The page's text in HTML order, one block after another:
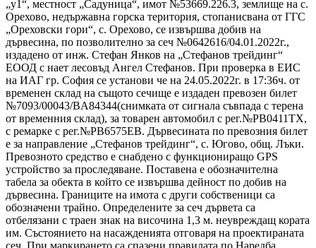
„у1“, местност „Садуница“, имот №53669.226.3, землище на с.
Орехово, недържавна горска територия, стопанисвана от ГГС
„Ореховски гори“, с. Орехово, се извършва добив на
дървесина, по позволително за сеч №0642616/04.01.2022г.,
издадено от инж. Стефан Янков на „Стефанов трейдинг“
ЕООД с нает лесовъд Ангел Стефанов. При проверка в ЕИС
на ИАГ гр. София се установи че на 24.05.2022г. в 17:36ч. от
временен склад на същото сечище е издаден превозен билет
№7093/00043/BA84344(снимката от сигнала съвпада с терена
от временния склад), за товарен автомобил с рег.№РВ0411ТХ,
с ремарке с рег.№РВ6575ЕВ. Дървесината по превозния билет
е за направление „Стефанов трейдинг“, с. Югово, общ. Лъки.
Превозното средство е снабдено с функциониращо GPS
устройство за проследяване. Поставена е обозначителна
табела за обекта в който се извършва дейност по добив на
дървесина. Границите на имота с други собственици са
обозначени трайно. Определените за сеч дървета са
отбелязани с траен знак на височина 1,3 м. неувреждащ кората
им. Състоянието на насажденията отговаря на проектираната